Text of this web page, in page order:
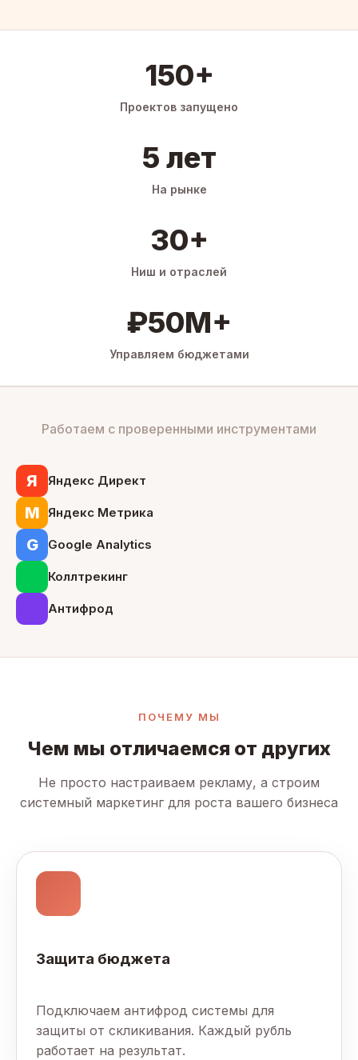
150+
Проектов запущено
5 лет
На рынке
30+
Ниш и отраслей
₽50M+
Управляем бюджетами
Работаем с проверенными инструментами
Я Яндекс Директ
М Яндекс Метрика
G Google Analytics
Коллтрекинг
Антифрод
ПОЧЕМУ МЫ
Чем мы отличаемся от других
Не просто настраиваем рекламу, а строим
системный маркетинг для роста вашего бизнеса
Защита бюджета
Подключаем антифрод системы для
защиты от скликивания. Каждый рубль
работает на результат.